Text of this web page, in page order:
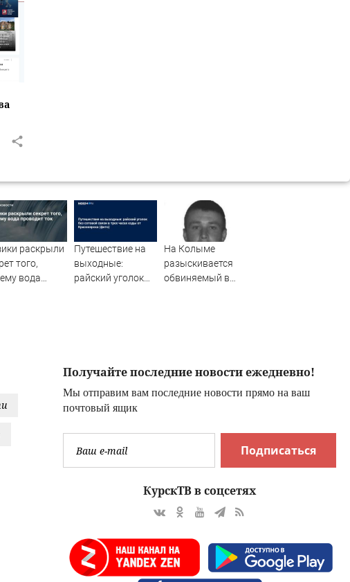
раскрыли
того,
вода
Путешествие на
выходные:
райский уголок
На Колыме
разыскивается
обвиняемый в
Получайте последние новости ежедневно!
Мы отправим вам последние новости прямо на ваш
почтовый ящик
Подписаться
КурскТВ в соцсетях